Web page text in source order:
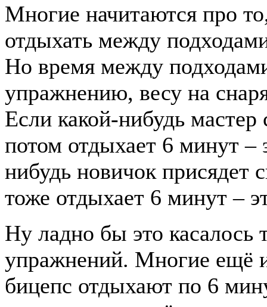
Многие начитаются про
отдыхать между
Но время между
упражнению, весу на
Если какой-нибудь мастер
потом отдыхает 6 минут –
нибудь новичок присядет
тоже отдыхает 6 минут –
Ну ладно бы это касалось
упражнений. Многие ещё
бицепс отдыхают по 6